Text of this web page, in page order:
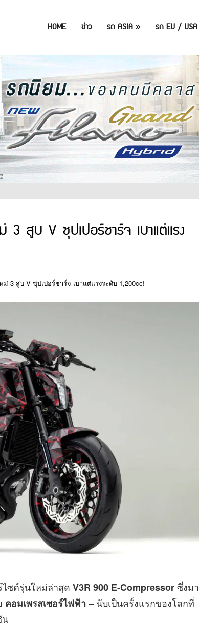
HOME ข่าว รถ ASIA » รถ EU / USA
สูบ V ซุปเปอร์ชาร์จ เบาแต่แรง
ม่ 3 สูบ V ซุปเปอร์ชาร์จ เบาแต่แรงระดับ 1,200cc!
ไซค์รุ่นใหม่ล่าสุด V3R 900 E‑Compressorซึ่งมา
คอมเพรสเซอร์ไฟฟ้า– นับเป็นครั้งแรกของโลกที่
น